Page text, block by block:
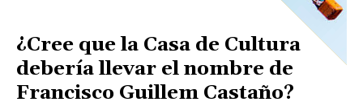
¿Cree que la Casa de Cultura
debería llevar el nombre de
Francisco Guillem Castaño?